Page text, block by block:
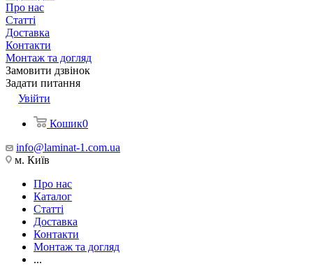
Про нас
Статті
Доставка
Контакти
Монтаж та догляд
Замовити дзвінок
Задати питання
Увійти
Кошик0
info@laminat-1.com.ua
м. Київ
Про нас
Каталог
Статті
Доставка
Контакти
Монтаж та догляд
...